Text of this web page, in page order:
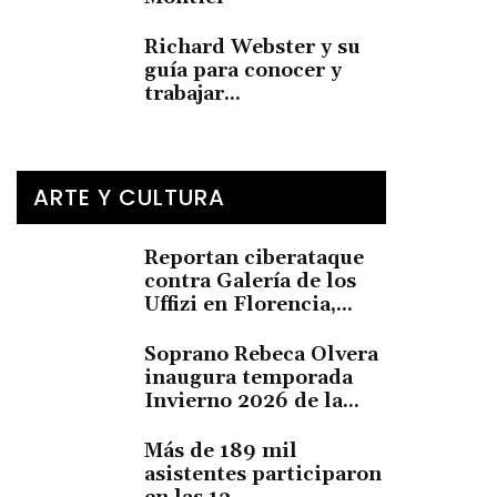
Richard Webster y su
guía para conocer y
trabajar...
ARTE Y CULTURA
Reportan ciberataque
contra Galería de los
Uffizi en Florencia,...
Soprano Rebeca Olvera
inaugura temporada
Invierno 2026 de la...
Más de 189 mil
asistentes participaron